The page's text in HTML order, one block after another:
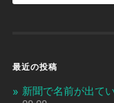
最近の投稿
新聞で名前が出て